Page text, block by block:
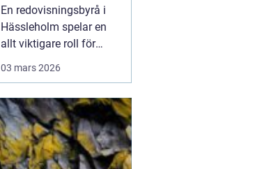
för ekonomin
En redovisningsbyrå i
Hässleholm spelar en
allt viktigare roll för
samtidigt frigöra tid till
kunder och affärer. När
lagar ändras ofta,
digitala system
03 mars 2026